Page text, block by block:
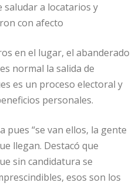
a locatarios y
con afecto
en el lugar, el abanderado
normal la salida de
es un proceso electoral y
personales.
pues “se van ellos, la gente
llegan. Destacó que
sin candidatura se
esos son los